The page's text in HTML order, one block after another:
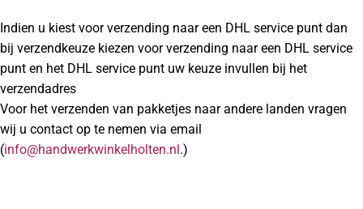
Indien u kiest voor verzending naar een DHL service punt dan
bij verzendkeuze kiezen voor verzending naar een DHL service
punt en het DHL service punt uw keuze invullen bij het
verzendadres
Voor het verzenden van pakketjes naar andere landen vragen
wij u contact op te nemen via email
(info@handwerkwinkelholten.nl.)